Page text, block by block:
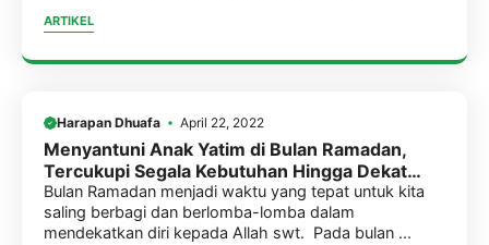
ARTIKEL
Harapan Dhuafa April 22, 2022
Menyantuni Anak Yatim di Bulan Ramadan,
Tercukupi Segala Kebutuhan Hingga Dekat
dengan Rasulullah di Surga
Bulan Ramadan menjadi waktu yang tepat untuk kita
saling berbagi dan berlomba-lomba dalam
mendekatkan diri kepada Allah swt. Pada bulan ...